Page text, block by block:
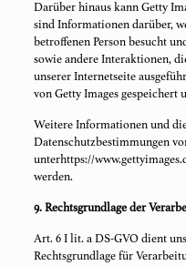
Darüber hinaus kann Getty
sind Informationen darüber,
betroffenen Person besucht
sowie andere Interaktionen,
unserer Internetseite
von Getty Images gespeichert
Weitere Informationen und
Datenschutzbestimmungen
unterhttps://
werden.
9. Rechtsgrundlage der
Art. 6 I lit. a DS-GVO dient
Rechtsgrundlage für